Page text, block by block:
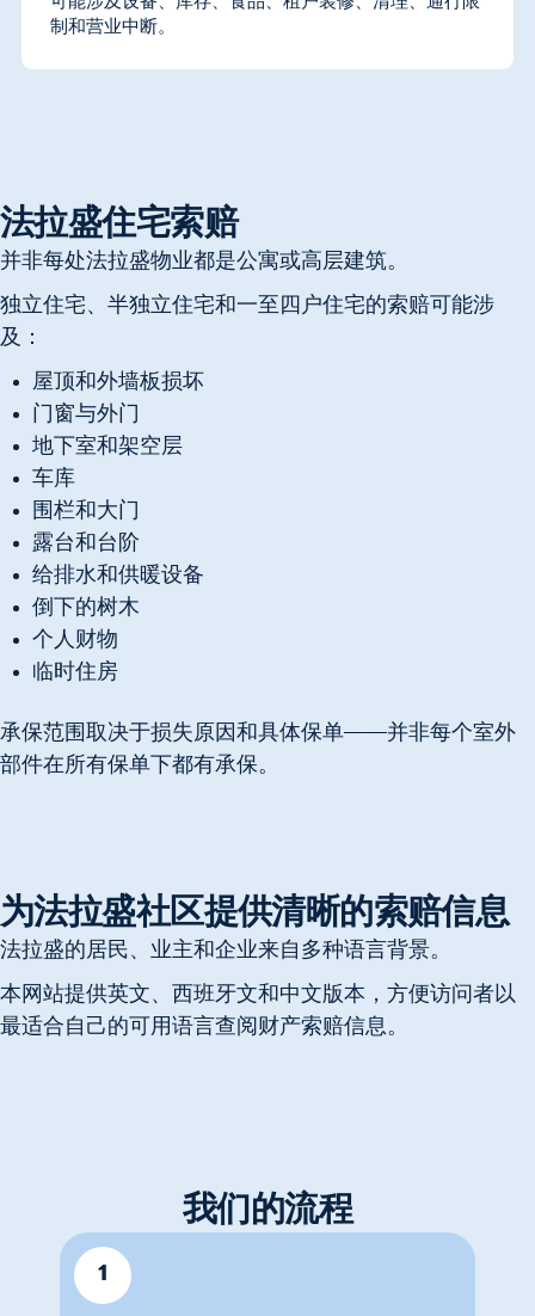
制和营业中断。
法拉盛住宅索赔
并非每处法拉盛物业都是公寓或高层建筑。
独立住宅、半独立住宅和一至四户住宅的索赔可能涉
及：
屋顶和外墙板损坏
门窗与外门
地下室和架空层
车库
围栏和大门
露台和台阶
给排水和供暖设备
倒下的树木
个人财物
临时住房
承保范围取决于损失原因和具体保单——并非每个室外
部件在所有保单下都有承保。
为法拉盛社区提供清晰的索赔信息
法拉盛的居民、业主和企业来自多种语言背景。
本网站提供英文、西班牙文和中文版本，方便访问者以
最适合自己的可用语言查阅财产索赔信息。
我们的流程
1